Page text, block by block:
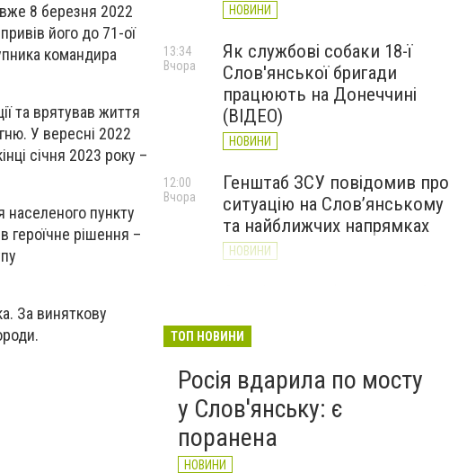
8 березня 2022
його до 71-ої
командира
та врятував життя
У вересні 2022
січня 2023 року –
населеного пункту
героїчне рішення –
За виняткову
НОВИНИ
Як службові собаки 18-ї
Слов'янської бригади
працюють на Донеччині
(ВІДЕО)
НОВИНИ
13:34
Вчора
Генштаб ЗСУ повідомив про
ситуацію на Слов’янському
та найближчих напрямках
НОВИНИ
12:00
Вчора
великої війни: 7 серпня
ТОП НОВИНИ
Росія вдарила по мосту
у Слов'янську: є
поранена
НОВИНИ